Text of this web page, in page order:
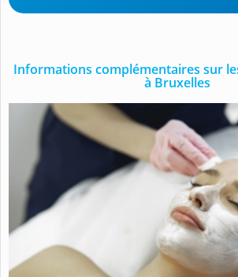
Informations complémentaires sur
à Bruxelles